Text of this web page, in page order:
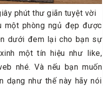
phút thư giãn tuyệt vời
một phòng ngủ đẹp được
dưới đem lại cho bạn sự
một tín hiệu như like,
nhé. Và nếu bạn muốn
dạng như thế này hãy nói